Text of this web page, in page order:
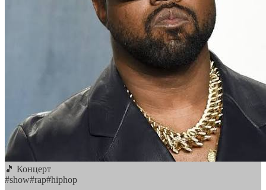
🎵 Концерт
#show#rap#hiphop